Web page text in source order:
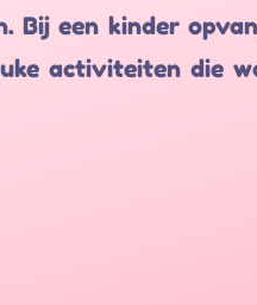
Bij een kinder
activiteiten die